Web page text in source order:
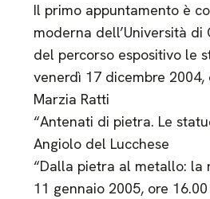
Il primo appuntamento è
moderna dell’Università
del percorso espositivo le
venerdì 17 dicembre 2004,
Marzia Ratti
“Antenati di pietra. Le
Angiolo del Lucchese
“Dalla pietra al metallo: la
11 gennaio 2005, ore 16.00